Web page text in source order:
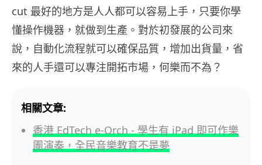
cut 最好的地方是人人都可以容易上手，只要你學
懂操作機器，就做到生產。對於初發展的公司來
說，自動化流程就可以確保品質，增加出貨量，省
來的人手還可以專注開拓市場，何樂而不為？
相關文章:
香港 EdTech e-Orch - 學生有 iPad 即可作樂
團演奏，全民音樂教育不是夢